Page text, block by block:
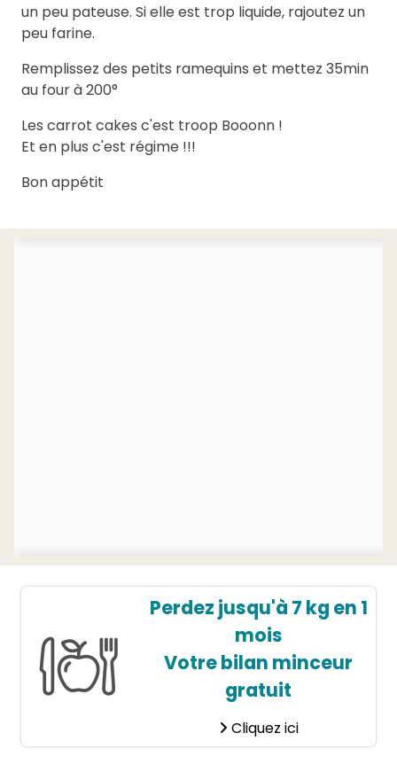
un peu pateuse. Si elle est trop liquide, rajoutez un
peu farine.
Remplissez des petits ramequins et mettez 35min
au four à 200°
Les carrot cakes c'est troop Booonn !
Et en plus c'est régime !!!
Bon appétit
Perdez jusqu'à 7 kg en 1
mois
Votre bilan minceur
gratuit
Cliquez ici